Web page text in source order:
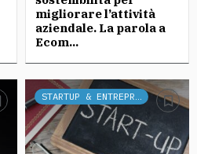
migliorare l’attività
aziendale. La parola a
Ecom...
STARTUP & ENTREPRENEURSHIP